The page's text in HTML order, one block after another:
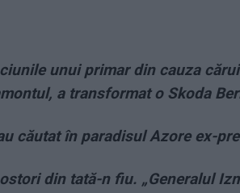
unui primar din cauza
a transformat o Skoda
căutat în paradisul Azore ex-
din tată-n fiu. „Generalul